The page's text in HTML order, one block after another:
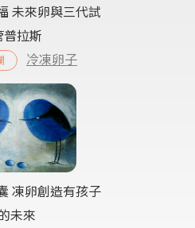
未來卵與三代試
普拉斯
冷凍卵子
凍卵創造有孩子
未來